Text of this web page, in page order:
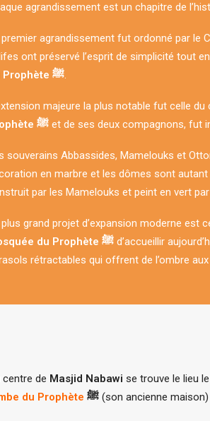
agrandissement est un chapitre de
agrandissement fut ordonné par le
ont préservé l’esprit de simplicité tout
du Prophète ﷺ.
majeure la plus notable fut celle
Prophète ﷺ et de ses deux compagnons, fut
souverains Abbassides, Mamelouks et
en marbre et les dômes sont
par les Mamelouks et peint en vert
grand projet d’expansion moderne est
mosquée du Prophète ﷺ d’accueillir
rétractables qui offrent de l’ombre
centre de Masjid Nabawi
du Prophète ﷺ (son ancienne